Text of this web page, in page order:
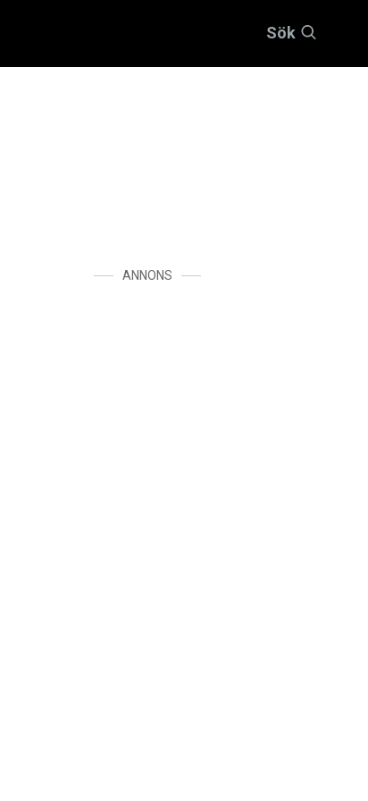
Sök
ANNONS